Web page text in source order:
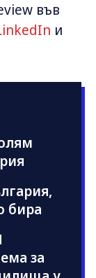
във
и
бира
за